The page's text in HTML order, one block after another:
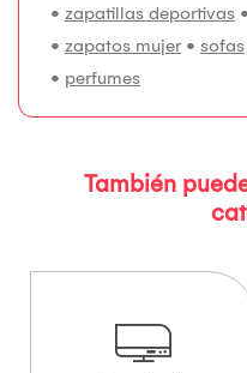
• zapatillas deportivas •
• zapatos mujer • sofas
• perfumes
También